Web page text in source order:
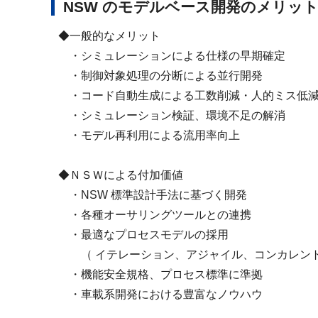
NSW のモデルベース開発のメリット
◆一般的なメリット
・シミュレーションによる仕様の早期確定
・制御対象処理の分断による並行開発
・コード自動生成による工数削減・人的ミス低
・シミュレーション検証、環境不足の解消
・モデル再利用による流用率向上
◆ＮＳＷによる付加価値
・NSW 標準設計手法に基づく開発
・各種オーサリングツールとの連携
・最適なプロセスモデルの採用
（ イテレーション、アジャイル、コンカレント
・機能安全規格、プロセス標準に準拠
・車載系開発における豊富なノウハウ